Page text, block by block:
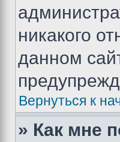
никакого
данном
Вернуться к
» Как мне